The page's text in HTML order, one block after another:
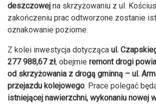
deszczowej na skrzyżowaniu z ul.
zakończeniu prac odtworzone zostanie
oznakowanie poziome.
Z kolei inwestycja dotycząca ul.
277 988,67 zł, obejmie remont drogi
od skrzyżowania z drogą gminną – ul.
przejazdu kolejowego. Prace polegać
istniejącej nawierzchni, wykonaniu nowej